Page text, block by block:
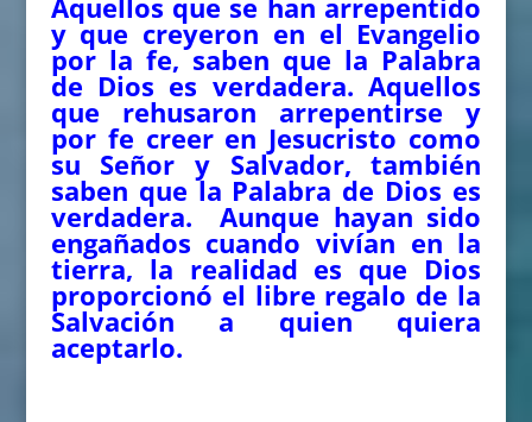
Aquellos que se han arrepentido
y que creyeron en el Evangelio
por la fe, saben que la Palabra
de Dios es verdadera. Aquellos
que rehusaron arrepentirse y
por fe creer en Jesucristo como
su Señor y Salvador, también
saben que la Palabra de Dios es
verdadera. Aunque hayan sido
engañados cuando vivían en la
tierra, la realidad es que Dios
proporcionó el libre regalo de la
Salvación a quien quiera
aceptarlo.